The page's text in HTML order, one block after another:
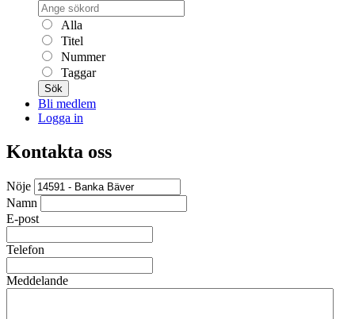
Alla
Titel
Nummer
Taggar
Sök
Bli medlem
Logga in
Kontakta oss
Nöje
Namn
E-post
Telefon
Meddelande